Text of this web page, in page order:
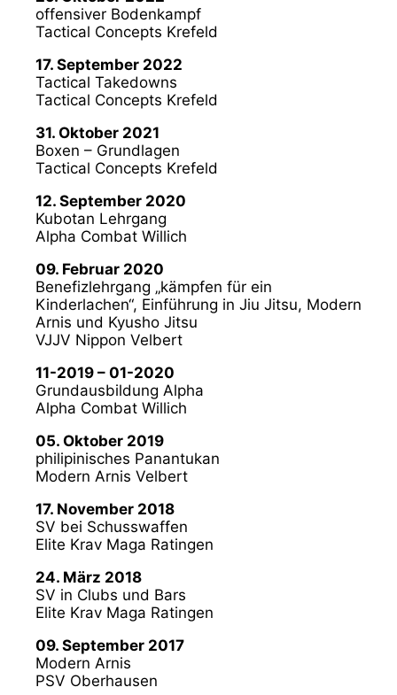
offensiver Bodenkampf
Tactical Concepts Krefeld
17. September 2022
Tactical Takedowns
Tactical Concepts Krefeld
31. Oktober 2021
Boxen – Grundlagen
Tactical Concepts Krefeld
12. September 2020
Kubotan Lehrgang
Alpha Combat Willich
09. Februar 2020
Benefizlehrgang „kämpfen für ein
Kinderlachen“, Einführung in Jiu Jitsu, Modern
Arnis und Kyusho Jitsu
VJJV Nippon Velbert
11-2019 – 01-2020
Grundausbildung Alpha
Alpha Combat Willich
05. Oktober 2019
philipinisches Panantukan
Modern Arnis Velbert
17. November 2018
SV bei Schusswaffen
Elite Krav Maga Ratingen
24. März 2018
SV in Clubs und Bars
Elite Krav Maga Ratingen
09. September 2017
Modern Arnis
PSV Oberhausen